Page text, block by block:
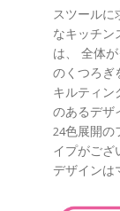
スツールに
なキッチン
は、 全体
のくつろぎ
キルティン
のあるデザ
24色展開の
イプがござ
デザインは